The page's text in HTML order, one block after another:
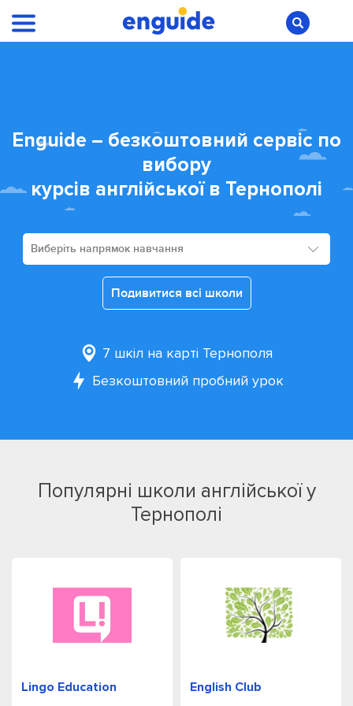
Enguide – безкоштовний сервіс по
вибору
курсів англійської в Тернополі
Виберіть напрямок навчання
Подивитися всі школи
7 шкіл на карті Тернополя
Безкоштовний пробний урок
Популярні школи англійської у
Тернополі
Lingo Education English Club